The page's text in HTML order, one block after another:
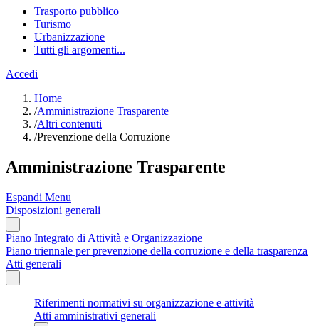
Trasporto pubblico
Turismo
Urbanizzazione
Tutti gli argomenti...
Accedi
Home
/Amministrazione Trasparente
/Altri contenuti
/Prevenzione della Corruzione
Amministrazione Trasparente
Espandi Menu
Disposizioni generali
Piano Integrato di Attività e Organizzazione
Piano triennale per prevenzione della corruzione e della trasparenza
Atti generali
Riferimenti normativi su organizzazione e attività
Atti amministrativi generali